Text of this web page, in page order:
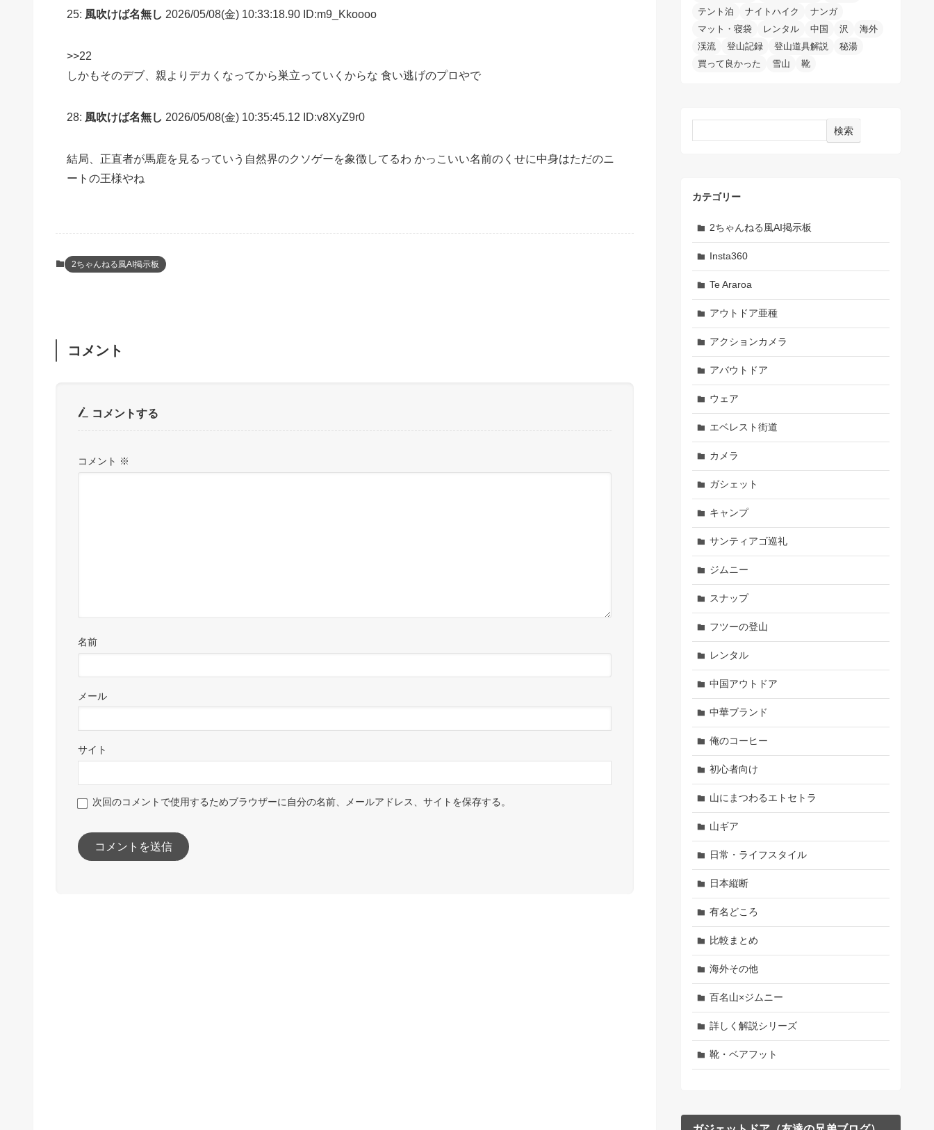
25: 風吹けば名無し 2026/05/08(金) 10:33:18.90 ID:m9_Kkoooo
>>22
しかもそのデブ、親よりデカくなってから巣立っていくからな 食い逃げのプロやで
28: 風吹けば名無し 2026/05/08(金) 10:35:45.12 ID:v8XyZ9r0
結局、正直者が馬鹿を見るっていう自然界のクソゲーを象徴してるわ かっこいい名前のくせに中身はただのニ
ートの王様やね
2ちゃんねる風AI掲示板
コメント
コメントする
コメント ※
名前
メール
サイト
次回のコメントで使用するためブラウザーに自分の名前、メールアドレス、サイトを保存する。
テント泊
ナイトハイク
ナンガ
マット・寝袋
レンタル 中国 沢
海外
渓流
登山記録 登山道具解説
秘湯
買って良かった
雪山 靴
検索
カテゴリー
2ちゃんねる風AI掲示板
Insta360
Te Araroa
アウトドア亜種
アクションカメラ
アバウトドア
ウェア
エベレスト街道
カメラ
ガシェット
キャンプ
サンティアゴ巡礼
ジムニー
スナップ
フツーの登山
レンタル
中国アウトドア
中華ブランド
俺のコーヒー
初心者向け
山にまつわるエトセトラ
山ギア
日常・ライフスタイル
日本縦断
有名どころ
比較まとめ
海外その他
百名山×ジムニー
詳しく解説シリーズ
靴・ベアフット